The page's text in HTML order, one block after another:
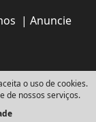
| Anuncie
o uso de cookies.
de nossos serviços.